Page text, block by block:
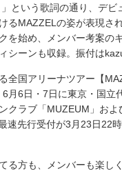
という歌詞の通り、デ
るMAZZELの姿が表現さ
を始め、メンバー考案の
シーンも収録。振付は
全国アリーナツアー【
月6日・7日に東京・国立
クラブ「MUZEUM」お
速先行受付が3月23日22
る方も、メンバーも楽し